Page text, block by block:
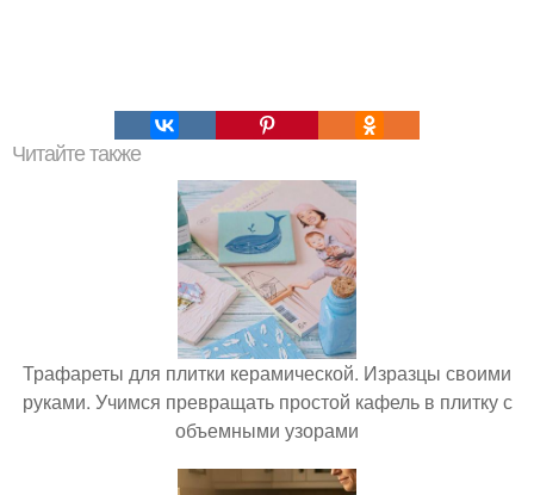
Читайте также
Трафареты для плитки керамической. Изразцы своими
руками. Учимся превращать простой кафель в плитку с
объемными узорами